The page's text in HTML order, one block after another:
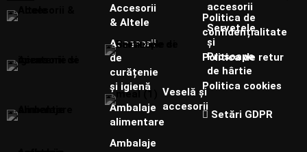
Accesorii
& Altele
Accesorii
de
curățenie
și igienă
Ambalaje
alimentare
Ambalaje
accesorii
Șervețele
și
Prosoape
de hârtie
Veselă și
accesorii
Politica de
confidențialitate
Politica de retur
Politica cookies
Setări GDPR